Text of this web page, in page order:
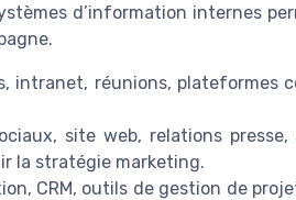
d’information internes
intranet, réunions, plateformes
site web, relations
la stratégie marketing.
CRM, outils de gestion de